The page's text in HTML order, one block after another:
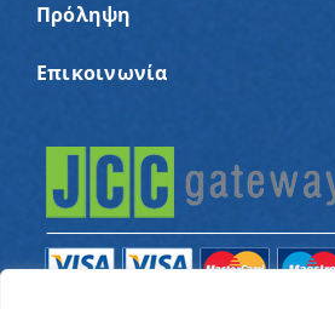
Πρόληψη
Επικοινωνία